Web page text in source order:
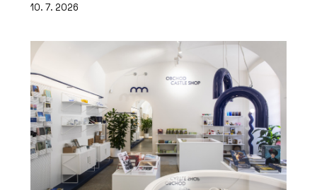
10. 7. 2026